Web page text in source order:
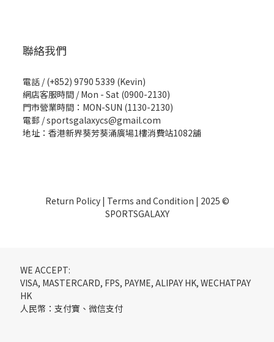
聯絡我們
電話 / (+852) 9790 5339 (Kevin)
網店客服時間 / Mon - Sat (0900-2130)
門市營業時間：MON-SUN (1130-2130)
電郵 / sportsgalaxycs@gmail.com
地址：香港新界葵芳葵涌廣場1樓消費站1082舖
Return Policy| Terms and Condition | 2025 ©
SPORTSGALAXY
WE ACCEPT:
VISA, MASTERCARD, FPS, PAYME, ALIPAY HK, WECHATPAY
HK
人民幣：支付寶、微信支付